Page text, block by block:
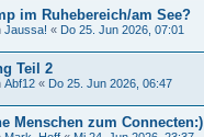
im Ruhebereich/am See?
Jaussa! « Do 25. Jun 2026, 07:01
Teil 2
Abf12 « Do 25. Jun 2026, 06:47
Menschen zum Connecten:)